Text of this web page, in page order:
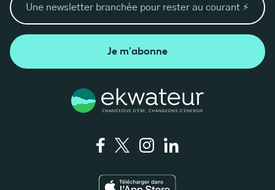
Je m'abonne